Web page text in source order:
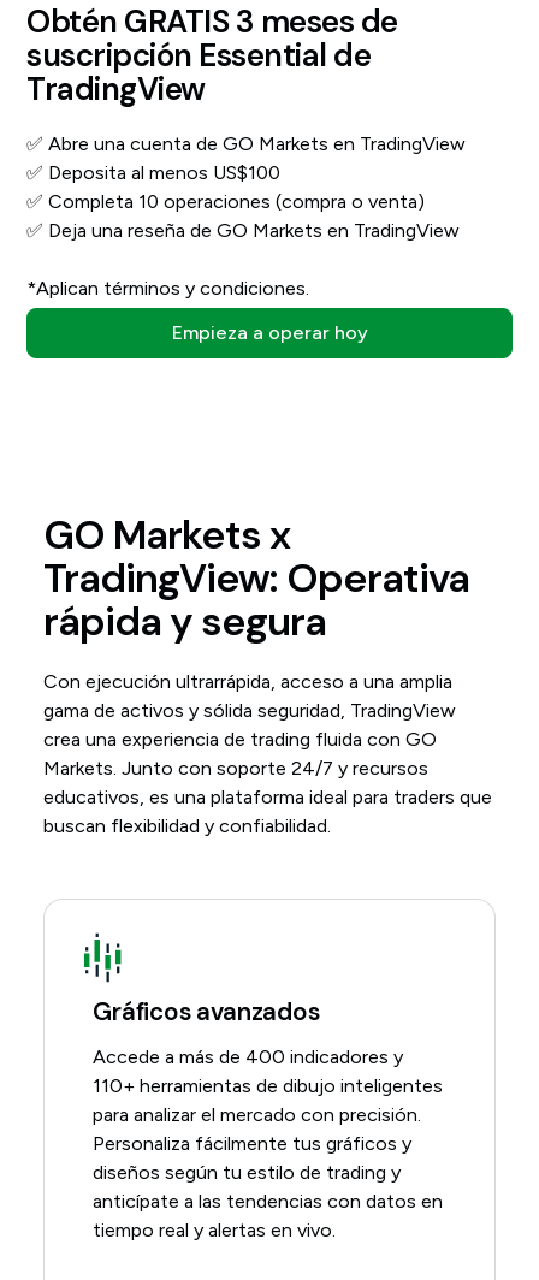
Obtén GRATIS 3 meses de
suscripción Essential de
TradingView
✅ Abre una cuenta de GO Markets en TradingView
✅ Deposita al menos US$100
✅ Completa 10 operaciones (compra o venta)
✅ Deja una reseña de GO Markets en TradingView
*Aplican términos y condiciones.
Empieza a operar hoy
GO Markets x
TradingView: Operativa
rápida y segura
Con ejecución ultrarrápida, acceso a una amplia
gama de activos y sólida seguridad, TradingView
crea una experiencia de trading fluida con GO
Markets. Junto con soporte 24/7 y recursos
educativos, es una plataforma ideal para traders que
buscan flexibilidad y confiabilidad.
Gráficos avanzados
Accede a más de 400 indicadores y
110+ herramientas de dibujo inteligentes
para analizar el mercado con precisión.
Personaliza fácilmente tus gráficos y
diseños según tu estilo de trading y
anticípate a las tendencias con datos en
tiempo real y alertas en vivo.